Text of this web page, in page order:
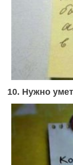
10. Нужно